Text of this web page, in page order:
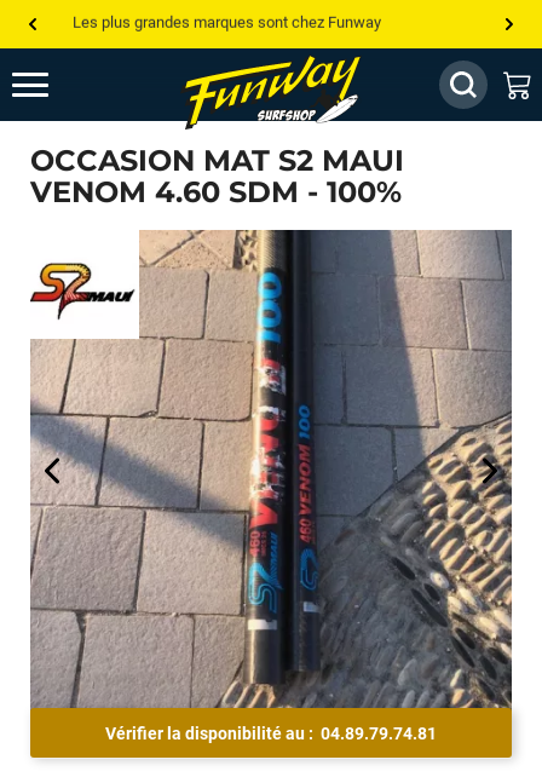
Les plus grandes marques sont chez Funway
Jusqu’à -75% de remise sur le windsurf, wingfoil, etc...
💰 Meilleur prix garanti — Moins cher ailleurs ? On s’aligne !
Besoin de conseils de pro ? Appelle nous !
OCCASION MAT S2 MAUI
VENOM 4.60 SDM - 100%
Vérifier la disponibilité au : 04.89.79.74.81